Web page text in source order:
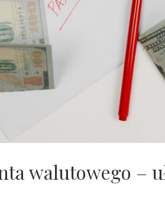
walutowego –